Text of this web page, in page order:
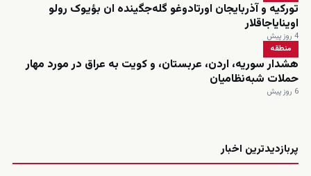
تورکیه و آذربایجان اورتادوغو گله‌جگینده ان بؤیوک رولو
اوینایاجاقلار
4 روز پیش
منطقه
هشدار سوریه، اردن، عربستان، و کویت به عراق در مورد مهار
حملات شبه‌نظامیان
6 روز پیش
پربازدیدترین اخبار